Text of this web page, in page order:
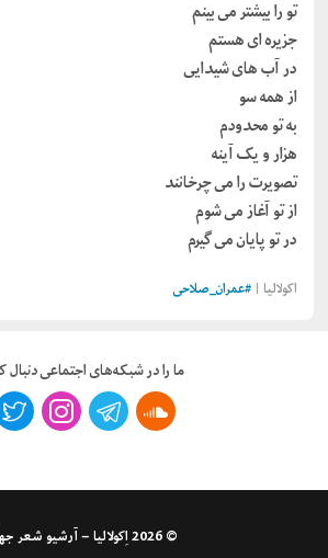
تو را بیشتر می بینم
جزیره ای هستم
در آب های شیدایی
از همه سو
به تو محدودم
هزار و یک آینه
تصویرت را می چرخانند
از تو آغاز می شوم
در تو پایان می گیرم
اکولالیا | #عمران_صلاحی
ما را در شبکه‌های اجتماعی دنبال
© 2026 اِکولالیا – آرشیو شعر